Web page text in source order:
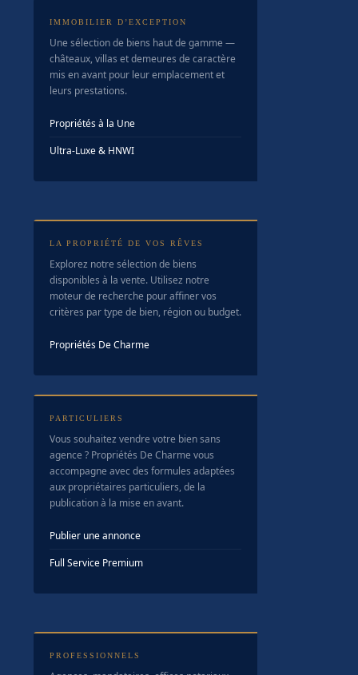
IMMOBILIER D’EXCEPTION
Une sélection de biens haut de gamme —
châteaux, villas et demeures de caractère
mis en avant pour leur emplacement et
leurs prestations.
Propriétés à la Une
Ultra-Luxe & HNWI
LA PROPRIÉTÉ DE VOS RÊVES
Explorez notre sélection de biens
disponibles à la vente. Utilisez notre
moteur de recherche pour affiner vos
critères par type de bien, région ou budget.
Propriétés De Charme
PARTICULIERS
Vous souhaitez vendre votre bien sans
agence ? Propriétés De Charme vous
accompagne avec des formules adaptées
aux propriétaires particuliers, de la
publication à la mise en avant.
Publier une annonce
Full Service Premium
PROFESSIONNELS